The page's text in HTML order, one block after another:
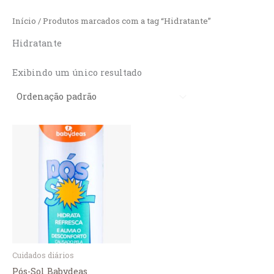
para
conteúdo
Início / Produtos marcados com a tag “Hidratante”
Hidratante
Exibindo um único resultado
Cuidados diários
Pós-Sol Babydeas
Quantity